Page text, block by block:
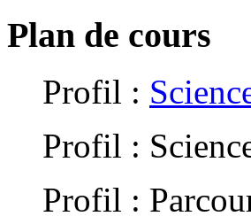
Plan de cours
Profil :
Profil :
Profil :